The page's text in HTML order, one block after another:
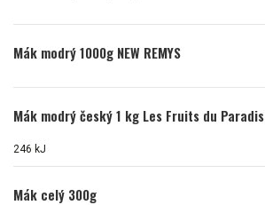
Mák modrý 1000g NEW REMYS
Mák modrý český 1 kg Les Fruits du Paradis
246 kJ
Mák celý 300g